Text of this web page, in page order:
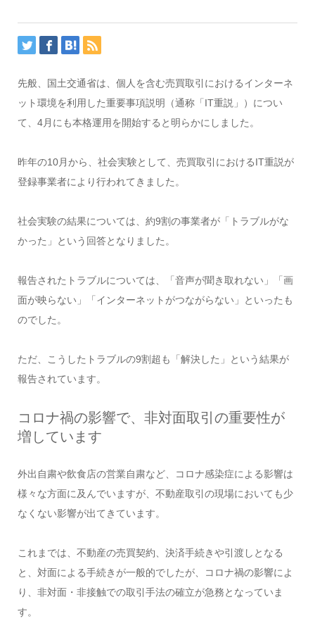
先般、国土交通省は、個人を含む売買取引におけるインターネ
ット環境を利用した重要事項説明（通称「IT重説」）につい
て、4月にも本格運用を開始すると明らかにしました。
昨年の10月から、社会実験として、売買取引におけるIT重説が
登録事業者により行われてきました。
社会実験の結果については、約9割の事業者が「トラブルがな
かった」という回答となりました。
報告されたトラブルについては、「音声が聞き取れない」「画
面が映らない」「インターネットがつながらない」といったも
のでした。
ただ、こうしたトラブルの9割超も「解決した」という結果が
報告されています。
コロナ禍の影響で、非対面取引の重要性が
増しています
外出自粛や飲食店の営業自粛など、コロナ感染症による影響は
様々な方面に及んでいますが、不動産取引の現場においても少
なくない影響が出てきています。
これまでは、不動産の売買契約、決済手続きや引渡しとなる
と、対面による手続きが一般的でしたが、コロナ禍の影響によ
り、非対面・非接触での取引手法の確立が急務となっていま
す。